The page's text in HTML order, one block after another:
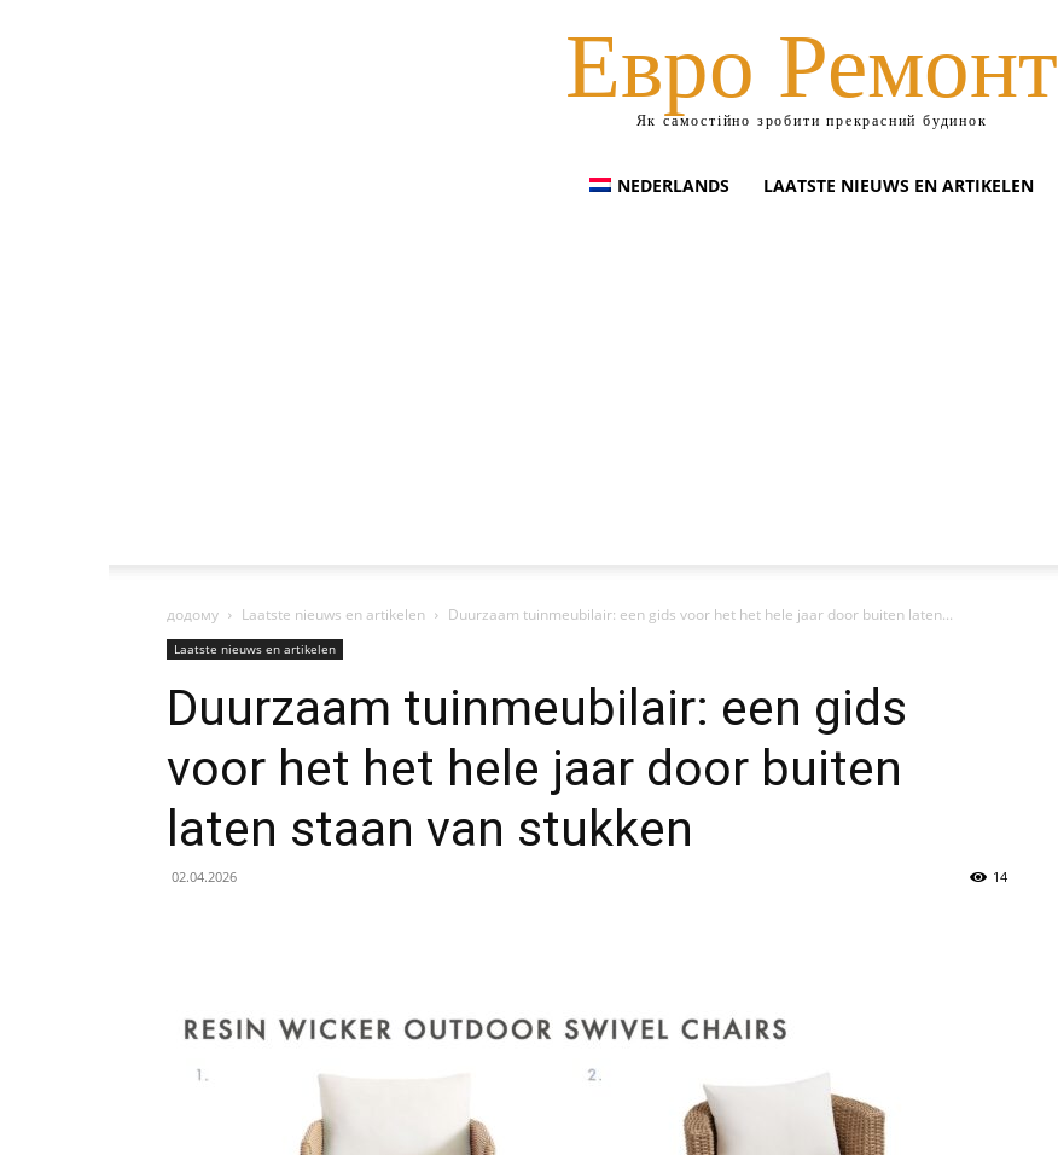
Евро Ремонт
Як самостійно зробити прекрасний будинок
NEDERLANDS LAATSTE NIEUWS EN ARTIKELEN
додому Laatste nieuws en artikelen Duurzaam tuinmeubilair: een gids voor het het hele jaar door buiten laten...
Laatste nieuws en artikelen
Duurzaam tuinmeubilair: een gids
voor het het hele jaar door buiten
laten staan van stukken
02.04.2026 14